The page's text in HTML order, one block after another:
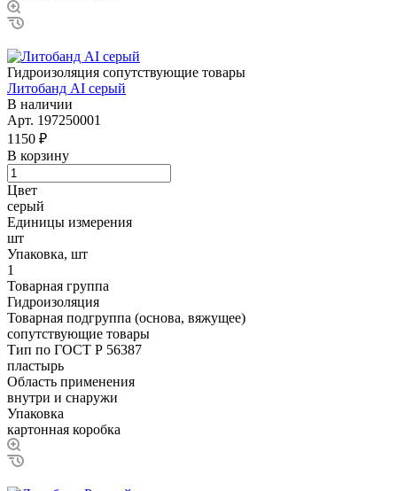
Гидроизоляция сопутствующие товары
Литобанд AI серый
В наличии
Арт. 197250001
1150 ₽
В корзину
Цвет
серый
Единицы измерения
шт
Упаковка, шт
1
Товарная группа
Гидроизоляция
Товарная подгруппа (основа, вяжущее)
сопутствующие товары
Тип по ГОСТ Р 56387
пластырь
Область применения
внутри и снаружи
Упаковка
картонная коробка